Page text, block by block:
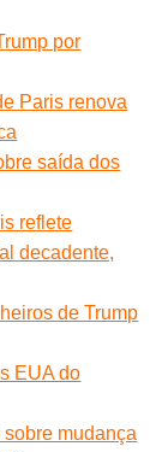
por
Paris renova
saída dos
reflete
decadente,
de Trump
EUA do
mudança